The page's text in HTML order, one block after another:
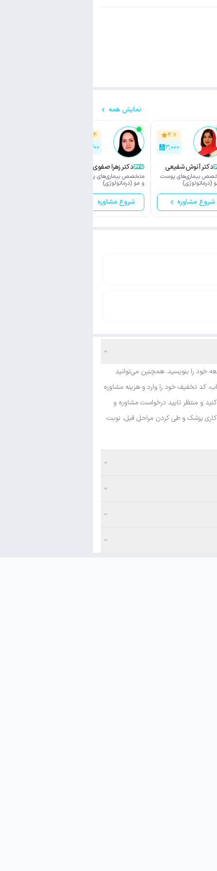
نمایش همه
۴.۷
۳,۰۰۰
دکتر آنوش شفیعی
بیماری‌های پوست
(درماتولوژی)
شروع مشاوره
۴.۴
۲,۳۰۰
دکتر زهرا صفوی
متخصص بیماری‌های پوست
و مو (درماتولوژی)
شروع مشاوره
خود را بنویسید. همچنین می‌توانید
کد تخفیف خود را وارد و هزینه مشاوره
و منتظر تایید درخواست مشاوره و
کاری پزشک و طی کردن مراحل قبل، نوبت